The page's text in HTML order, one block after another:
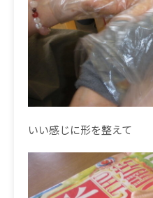
いい感じに形を整えて